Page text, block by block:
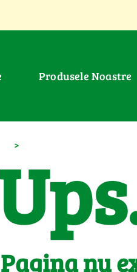
Produsele Noastre
>
Pagina nu